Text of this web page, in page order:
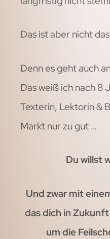
Das ist aber nicht
Denn es geht auch
Das weiß ich nach 8
Texterin, Lektorin &
Markt nur zu gut …
Du willst
Und zwar mit
das dich in
um die